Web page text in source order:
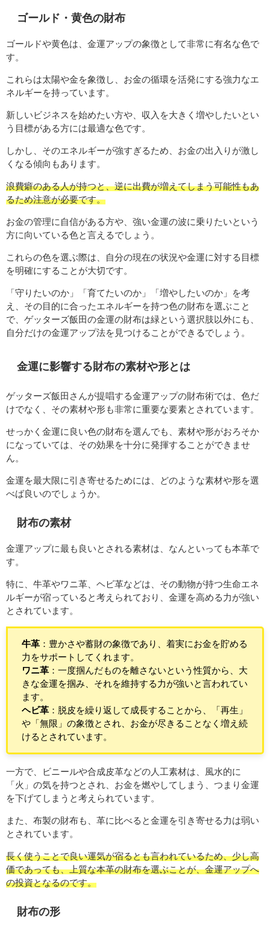
ゴールド・黄色の財布
ゴールドや黄色は、金運アップの象徴として非常に有名な色で
す。
これらは太陽や金を象徴し、お金の循環を活発にする強力なエ
ネルギーを持っています。
新しいビジネスを始めたい方や、収入を大きく増やしたいとい
う目標がある方には最適な色です。
しかし、そのエネルギーが強すぎるため、お金の出入りが激し
くなる傾向もあります。
浪費癖のある人が持つと、逆に出費が増えてしまう可能性もあ
るため注意が必要です。
お金の管理に自信がある方や、強い金運の波に乗りたいという
方に向いている色と言えるでしょう。
これらの色を選ぶ際は、自分の現在の状況や金運に対する目標
を明確にすることが大切です。
「守りたいのか」「育てたいのか」「増やしたいのか」を考
え、その目的に合ったエネルギーを持つ色の財布を選ぶこと
で、ゲッターズ飯田の金運の財布は緑という選択肢以外にも、
自分だけの金運アップ法を見つけることができるでしょう。
金運に影響する財布の素材や形とは
ゲッターズ飯田さんが提唱する金運アップの財布術では、色だ
けでなく、その素材や形も非常に重要な要素とされています。
せっかく金運に良い色の財布を選んでも、素材や形がおろそか
になっていては、その効果を十分に発揮することができませ
ん。
金運を最大限に引き寄せるためには、どのような素材や形を選
べば良いのでしょうか。
財布の素材
金運アップに最も良いとされる素材は、なんといっても本革で
す。
特に、牛革やワニ革、ヘビ革などは、その動物が持つ生命エネ
ルギーが宿っていると考えられており、金運を高める力が強い
とされています。
牛革：豊かさや蓄財の象徴であり、着実にお金を貯める
力をサポートしてくれます。
ワニ革：一度掴んだものを離さないという性質から、大
きな金運を掴み、それを維持する力が強いと言われてい
ます。
ヘビ革：脱皮を繰り返して成長することから、「再生」
や「無限」の象徴とされ、お金が尽きることなく増え続
けるとされています。
一方で、ビニールや合成皮革などの人工素材は、風水的に
「火」の気を持つとされ、お金を燃やしてしまう、つまり金運
を下げてしまうと考えられています。
また、布製の財布も、革に比べると金運を引き寄せる力は弱い
とされています。
長く使うことで良い運気が宿るとも言われているため、少し高
価であっても、上質な本革の財布を選ぶことが、金運アップへ
の投資となるのです。
財布の形